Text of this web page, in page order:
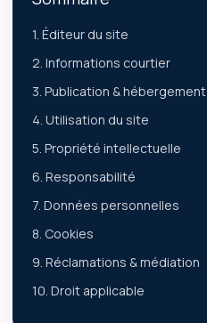
1. Éditeur du site
2. Informations courtier
3. Publication & hébergement
4. Utilisation du site
5. Propriété intellectuelle
6. Responsabilité
7. Données personnelles
8. Cookies
9. Réclamations & médiation
10. Droit applicable